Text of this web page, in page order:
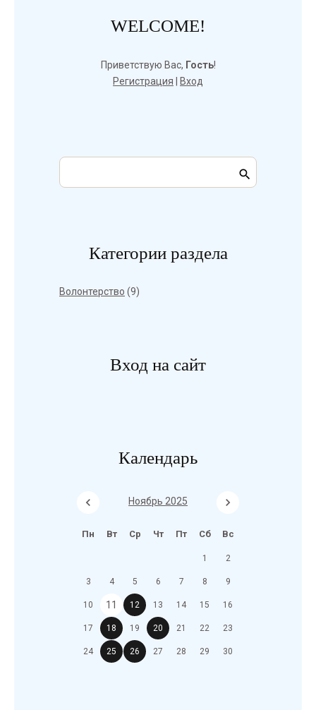
WELCOME!
Приветствую Вас, Гость!
Регистрация
Вход
Категории раздела
Волонтерство (9)
Вход на сайт
Календарь
Ноябрь 2025
Пн Вт Ср Чт Пт Сб Вс
1 2
3 4 5 6 7 8 9
10 11 12 13 14 15 16
17 18 19 20 21 22 23
24 25 26 27 28 29 30